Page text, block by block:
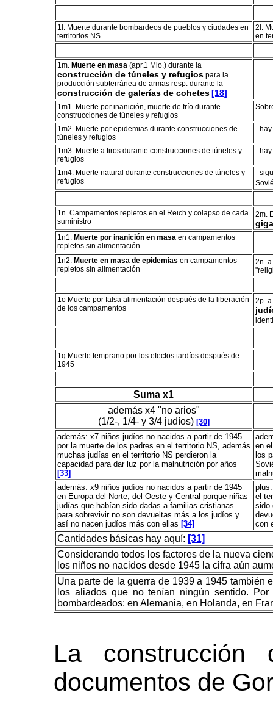
1l. Muerte durante bombardeos de pueblos y ciudades en
territorios NS
2l.
en
1m. Muerte en masa (apr.1 Mio.) durante la
construcción de túneles y refugios para la
producción subterránea de armas resp. durante la
construcción de galerías de cohetes[18]
1m1. Muerte por inanición, muerte de frío durante
construcciones de túneles y refugios
1m2. Muerte por epidemias durante construcciones de
túneles y refugios
-
1m3. Muerte a tiros durante construcciones de túneles y
refugios
-
1m4. Muerte natural durante construcciones de túneles y
refugios
-
1n. Campamentos repletos en el Reich y colapso de cada
suministro
2m.
1n1. Muerte por inanición en masa en campamentos
repletos sin alimentación
1n2. Muerte en masa de epidemias en campamentos
repletos sin alimentación
2n.
1o Muerte por falsa alimentación después de la liberación
de los campamentos
2p.
1q Muerte temprano por los efectos tardíos después de
1945
Suma x1
además x4 "no arios"
(1/2-, 1/4- y 3/4 judíos) [30]
además: x7 niños judíos no nacidos a partir de 1945
por la muerte de los padres en el territorio NS, además
muchas judías en el territorio NS perdieron la
capacidad para dar luz por la malnutrición por años
[33]
en
los
además: x9 niños judíos no nacidos a partir de 1945
en Europa del Norte, del Oeste y Central porque niñas
judías que habían sido dadas a familias cristianas
para sobrevivir no son devueltas más a los judíos y
así no nacen judíos más con ellas [34]
el
sido
con
Cantidades básicas hay aquí: [31]
Considerando todos los factores de la nueva
los niños no nacidos desde 1945 la cifra aún
Una parte de la guerra de 1939 a 1945 también
los aliados que no tenían ningún sentido.
bombardeados: en Alemania, en Holanda, en
La
documentos de